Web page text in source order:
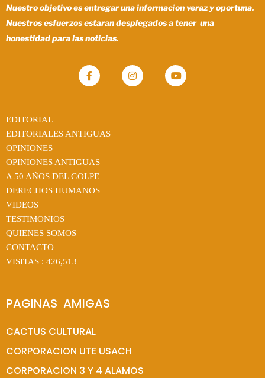
Nuestro objetivo es entregar una informacion veraz y oportuna.
Nuestros esfuerzos estaran desplegados a tener una
honestidad para las noticias.
EDITORIAL
EDITORIALES ANTIGUAS
OPINIONES
OPINIONES ANTIGUAS
A 50 AÑOS DEL GOLPE
DERECHOS HUMANOS
VIDEOS
TESTIMONIOS
QUIENES SOMOS
CONTACTO
VISITAS : 426,513
PAGINAS  AMIGAS
CACTUS CULTURAL
CORPORACION UTE USACH
CORPORACION 3 Y 4 ALAMOS